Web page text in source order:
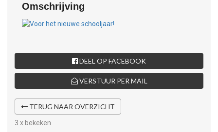
Omschrijving
DEEL OP FACEBOOK
VERSTUUR PER MAIL
TERUG NAAR OVERZICHT
3 x bekeken